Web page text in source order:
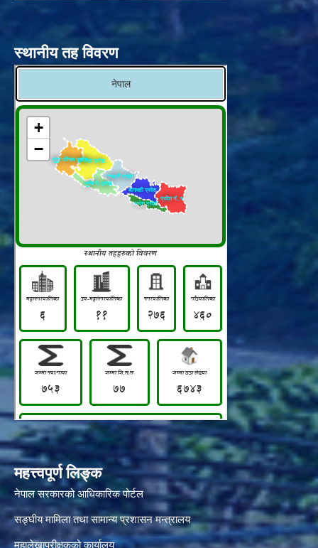
स्थानीय तह विवरण
महत्त्वपूर्ण लिङ्क
नेपाल सरकारको आधिकारिक पोर्टल
सङ्‍घीय मामिला तथा सामान्य प्रशासन मन्त्रालय
महालेखापरीक्षकको कार्यालय